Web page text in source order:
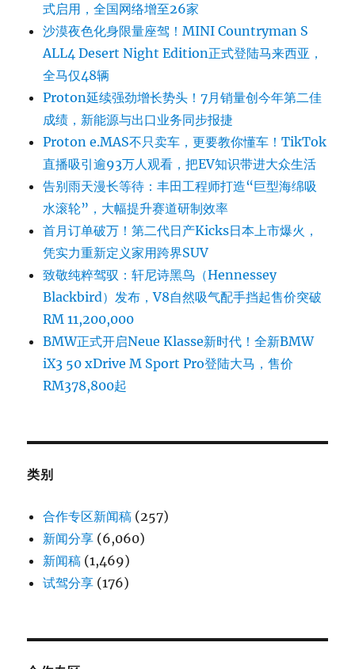
式启用，全国网络增至26家
沙漠夜色化身限量座驾！MINI Countryman S
ALL4 Desert Night Edition正式登陆马来西亚，
全马仅48辆
Proton延续强劲增长势头！7月销量创今年第二佳
成绩，新能源与出口业务同步报捷
Proton e.MAS不只卖车，更要教你懂车！TikTok
直播吸引逾93万人观看，把EV知识带进大众生活
告别雨天漫长等待：丰田工程师打造“巨型海绵吸
水滚轮”，大幅提升赛道研制效率
首月订单破万！第二代日产Kicks日本上市爆火，
凭实力重新定义家用跨界SUV
致敬纯粹驾驭：轩尼诗黑鸟（Hennessey
Blackbird）发布，V8自然吸气配手挡起售价突破
RM 11,200,000
BMW正式开启Neue Klasse新时代！全新BMW
iX3 50 xDrive M Sport Pro登陆大马，售价
RM378,800起
类别
合作专区新闻稿 (257)
新闻分享 (6,060)
新闻稿 (1,469)
试驾分享 (176)